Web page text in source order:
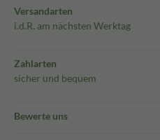
Versandarten
i.d.R. am nächsten Werktag
Zahlarten
sicher und bequem
Bewerte uns